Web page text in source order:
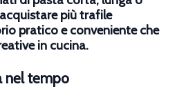
più trafile
pratico e conveniente che
in cucina.
nel tempo